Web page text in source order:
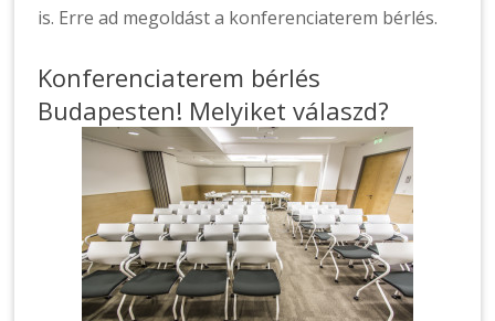
is. Erre ad megoldást a konferenciaterem bérlés.
Konferenciaterem bérlés
Budapesten! Melyiket válaszd?